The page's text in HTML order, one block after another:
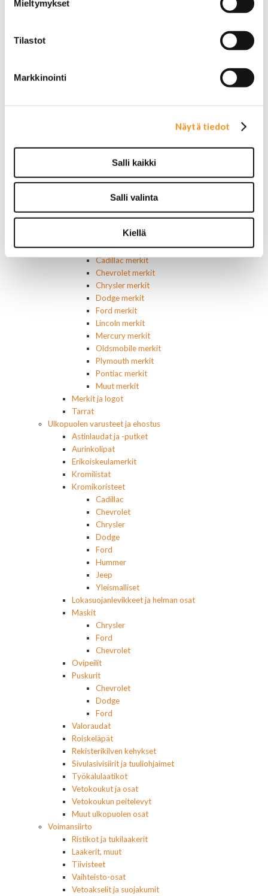
Mieltymykset
Tilastot
Markkinointi
Näytä tiedot
Salli kaikki
Salli valinta
Kiellä
Lasinnostimen kytkimet
Muut kytkimet ja sähköosat
Nelivedon kytkimet
Ovivalokykimet
Vakionopeudensäätimen osat
Tarrat, tunnukset, logot, merkit
Alkuperäiset tarrat ja teipit
Käytetyt alkuperäismerkit
AMC merkit
Buick merkit
Cadillac merkit
Chevrolet merkit
Chrysler merkit
Dodge merkit
Ford merkit
Lincoln merkit
Mercury merkit
Oldsmobile merkit
Plymouth merkit
Pontiac merkit
Muut merkit
Merkit ja logot
Tarrat
Ulkopuolen varusteet ja ehostus
Astinlaudat ja -putket
Aurinkolipat
Erikoiskeulamerkit
Kromilistat
Kromikoristeet
Cadillac
Chevrolet
Chrysler
Dodge
Ford
Hummer
Jeep
Yleismalliset
Lokasuojanlevikkeet ja helman osat
Maskit
Chrysler
Ford
Chevrolet
Ovipeilit
Puskurit
Chevrolet
Dodge
Ford
Valoraudat
Roiskeläpät
Rekisterikilven kehykset
Sivulasivisiirit ja tuuliohjaimet
Työkalulaatikot
Vetokoukut ja osat
Vetokoukun peitelevyt
Muut ulkopuolen osat
Voimansiirto
Ristikot ja tukilaakerit
Laakerit, muut
Tiivisteet
Vaihteisto-osat
Vetoakselit ja suojakumit